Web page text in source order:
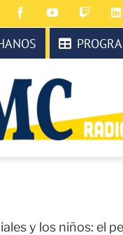
FacebookYouTubeTwitch
y los niños: el